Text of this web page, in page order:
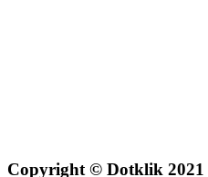
Copyright © Dotklik 2021